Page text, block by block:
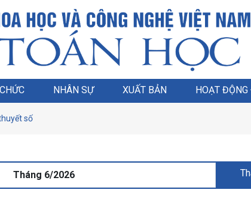
NHÂN SỰ XUẤT BẢN HOẠT ĐỘNG
số
Tháng 6/2026